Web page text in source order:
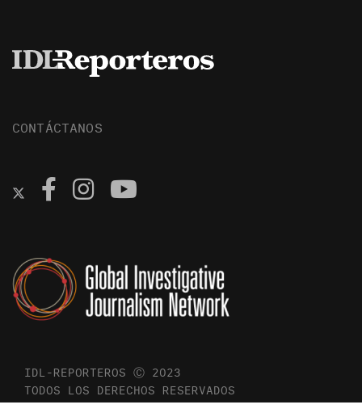
CONTÁCTANOS
IDL-REPORTEROS Ⓒ 2023
TODOS LOS DERECHOS RESERVADOS